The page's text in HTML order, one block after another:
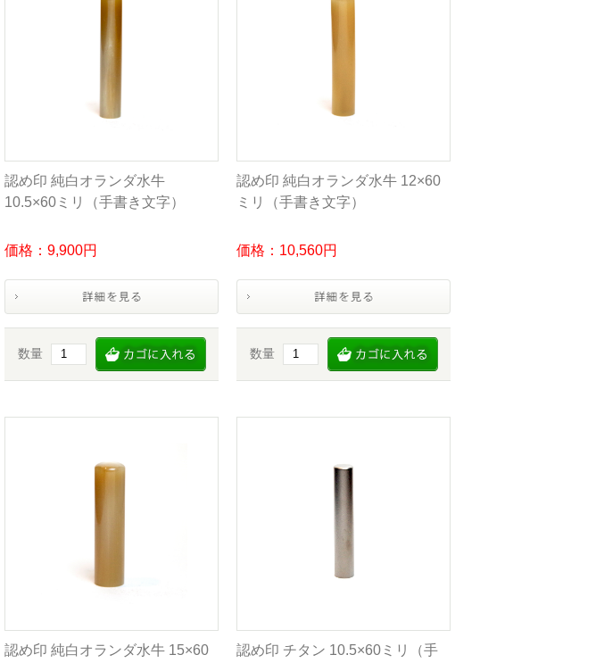
認め印 純白オランダ水牛
10.5×60ミリ（手書き文字）
価格：9,900円
数量
認め印 純白オランダ水牛 12×60
ミリ（手書き文字）
価格：10,560円
数量
認め印 純白オランダ水牛 15×60
認め印 チタン 10.5×60ミリ（手